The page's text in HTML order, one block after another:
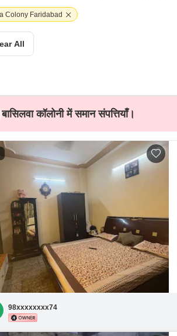
False Ceiling Design
Window Design
Tiles Design
Kitchen Tiles Design
Kitchen False Ceiling Design
Staircase Design
Door Design
Crockery Unit Design
Study Room Design
Colony Faridabad
All
बासिलवा कॉलोनी में समान संपत्तियाँ।
98xxxxxxxx74